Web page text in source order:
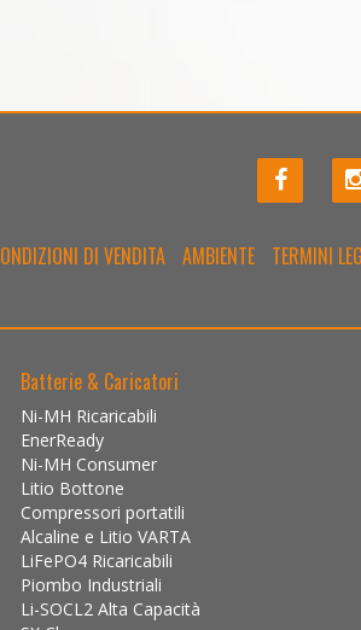
DI VENDITA AMBIENTE TERMINI
Batterie & Caricatori
Ni-MH Ricaricabili
EnerReady
Ni-MH Consumer
Litio Bottone
Compressori portatili
Alcaline e Litio VARTA
LiFePO4 Ricaricabili
Piombo Industriali
Li-SOCL2 Alta Capacità